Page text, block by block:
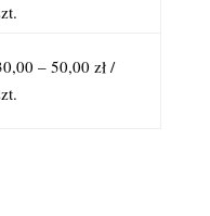
– 50,00 zł /